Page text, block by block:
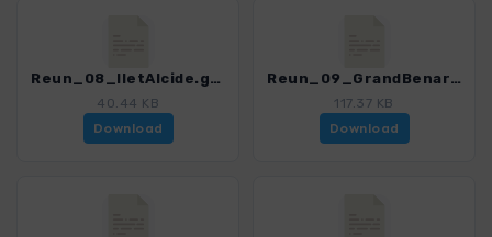
Reun_08_IletAlcide.gpx
40.44 KB
Download
Reun_09_GrandBenare.gpx
117.37 KB
Download